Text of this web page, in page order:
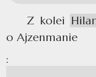
Z kolei
o Ajzenmanie
: